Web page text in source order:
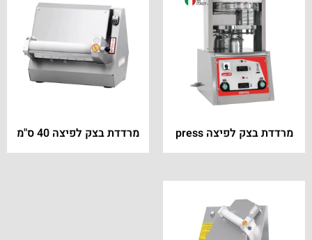
מרדדת בצק לפיצה press מרדדת בצק לפיצה 40 ס"מ